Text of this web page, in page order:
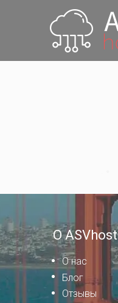
О ASVhost
О нас
Блог
Отзывы